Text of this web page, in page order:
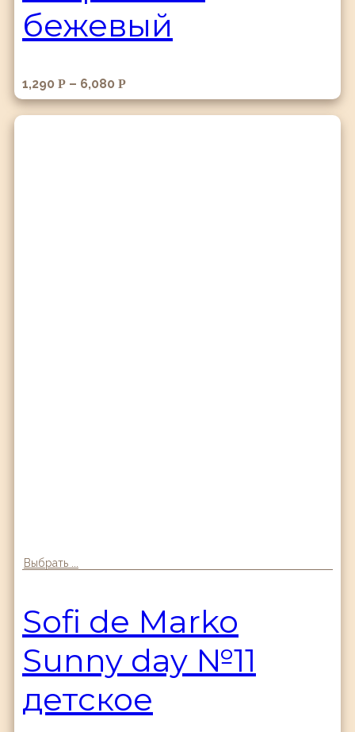
бежевый
1,290 Р – 6,080 Р
Выбрать ...
Sofi de Marko
Sunny day №11
детское